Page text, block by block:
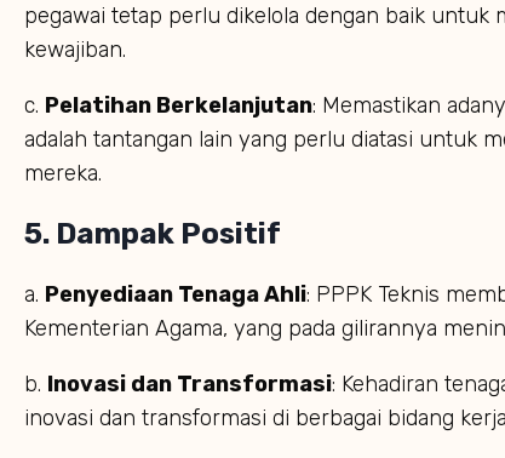
pegawai tetap perlu dikelola dengan baik untuk
kewajiban.
c. Pelatihan Berkelanjutan: Memastikan
adalah tantangan lain yang perlu diatasi untuk
mereka.
5. Dampak Positif
a. Penyediaan Tenaga Ahli: PPPK Teknis
Kementerian Agama, yang pada gilirannya
b. Inovasi dan Transformasi: Kehadiran
inovasi dan transformasi di berbagai bidang